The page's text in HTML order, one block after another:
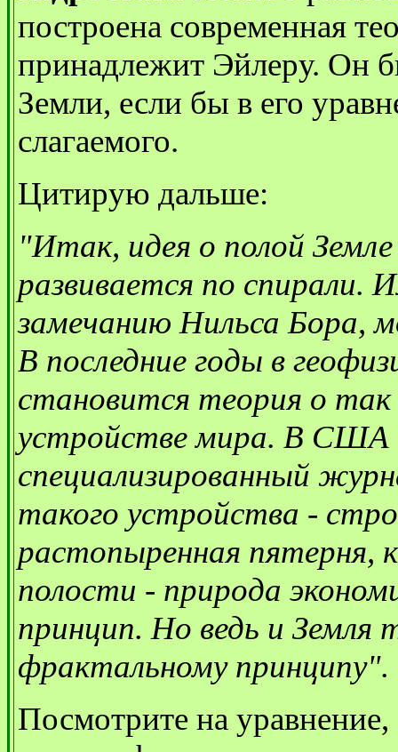
построена современная
принадлежит Эйлеру. Он
Земли, если бы в его
слагаемого.
Цитирую дальше:
"Итак, идея о полой
развивается по спирали.
замечанию Нильса Бора,
В последние годы в
становится теория о
устройстве мира. В США
специализированный
такого устройства -
растопыренная пятерня,
полости - природа
принцип. Но ведь и
фрактальному принципу".
Посмотрите на